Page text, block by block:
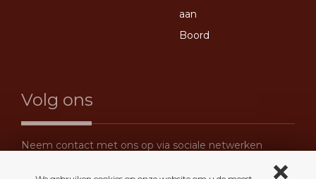
aan
Boord
Volg ons
Neem contact met ons op via sociale netwerken